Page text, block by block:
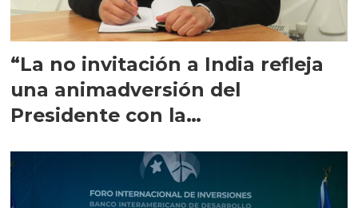
“La no invitación a India refleja
una animadversión del
Presidente con la